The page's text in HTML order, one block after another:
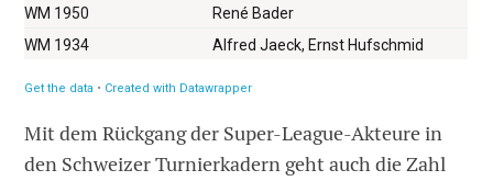
Mit dem Rückgang der Super-League-Akteure in
den Schweizer Turnierkadern geht auch die Zahl